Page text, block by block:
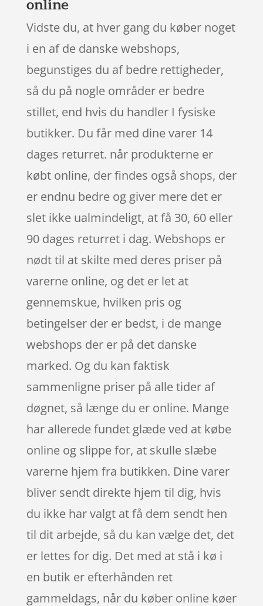
online
Vidste du, at hver gang du køber noget
i en af de danske webshops,
begunstiges du af bedre rettigheder,
så du på nogle områder er bedre
stillet, end hvis du handler I fysiske
butikker. Du får med dine varer 14
dages returret. når produkterne er
købt online, der findes også shops, der
er endnu bedre og giver mere det er
slet ikke ualmindeligt, at få 30, 60 eller
90 dages returret i dag. Webshops er
nødt til at skilte med deres priser på
varerne online, og det er let at
gennemskue, hvilken pris og
betingelser der er bedst, i de mange
webshops der er på det danske
marked. Og du kan faktisk
sammenligne priser på alle tider af
døgnet, så længe du er online. Mange
har allerede fundet glæde ved at købe
online og slippe for, at skulle slæbe
varerne hjem fra butikken. Dine varer
bliver sendt direkte hjem til dig, hvis
du ikke har valgt at få dem sendt hen
til dit arbejde, så du kan vælge det, det
er lettes for dig. Det med at stå i kø i
en butik er efterhånden ret
gammeldags, når du køber online køer